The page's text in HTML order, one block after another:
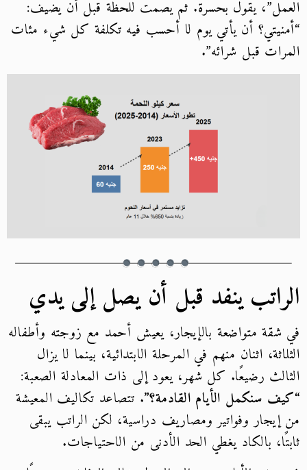
العمل”، يقول بحسرة. ثم يصمت للحظة قبل أن يضيف:
“أمنيتي؟ أن يأتي يوم لا أحسب فيه تكلفة كل شيء مئات
المرات قبل شرائه”.
الراتب ينفد قبل أن يصل إلى يدي
في شقة متواضعة بالإيجار، يعيش أحمد مع زوجته وأطفاله
الثلاثة، اثنان منهم في المرحلة الابتدائية، بينما لا يزال
الثالث رضيعًا. كل شهر، يعود إلى ذات المعادلة الصعبة:
“كيف سنكمل الأيام القادمة؟”. تتصاعد تكاليف المعيشة
من إيجار وفواتير ومصاريف دراسية، لكن الراتب يبقى
ثابتًا، بالكاد يغطي الحد الأدنى من الاحتياجات.